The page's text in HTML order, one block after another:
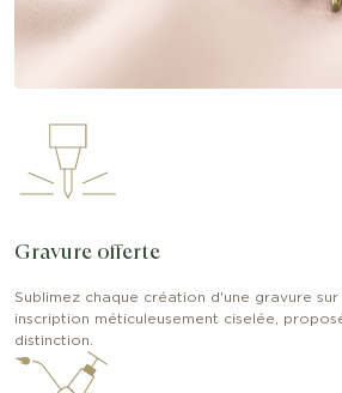
Gravure offerte
Sublimez chaque création d'une gravure
inscription méticuleusement ciselée,
distinction.